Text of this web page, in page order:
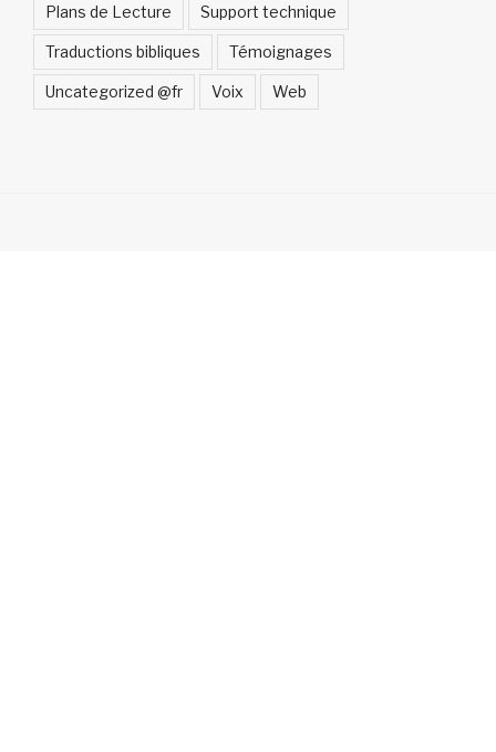
Plans de Lecture Support technique
Traductions bibliques Témoignages
Uncategorized @fr Voix Web